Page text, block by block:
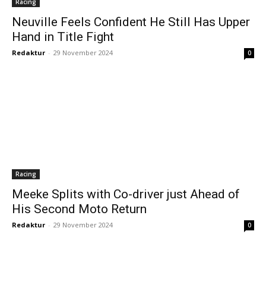
Racing
Neuville Feels Confident He Still Has Upper
Hand in Title Fight
Redaktur - 29 November 2024 0
Racing
Meeke Splits with Co-driver just Ahead of
His Second Moto Return
Redaktur - 29 November 2024 0